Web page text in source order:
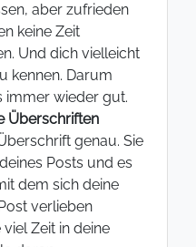
aber zufrieden
keine Zeit
Und dich vielleicht
kennen. Darum
immer wieder gut.
Überschriften
genau. Sie
Posts und es
dem sich deine
verlieben
Zeit in deine